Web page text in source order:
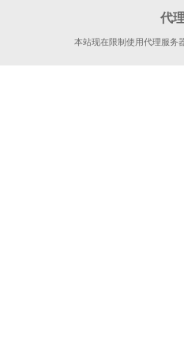
代
本站现在限制使用代理服务